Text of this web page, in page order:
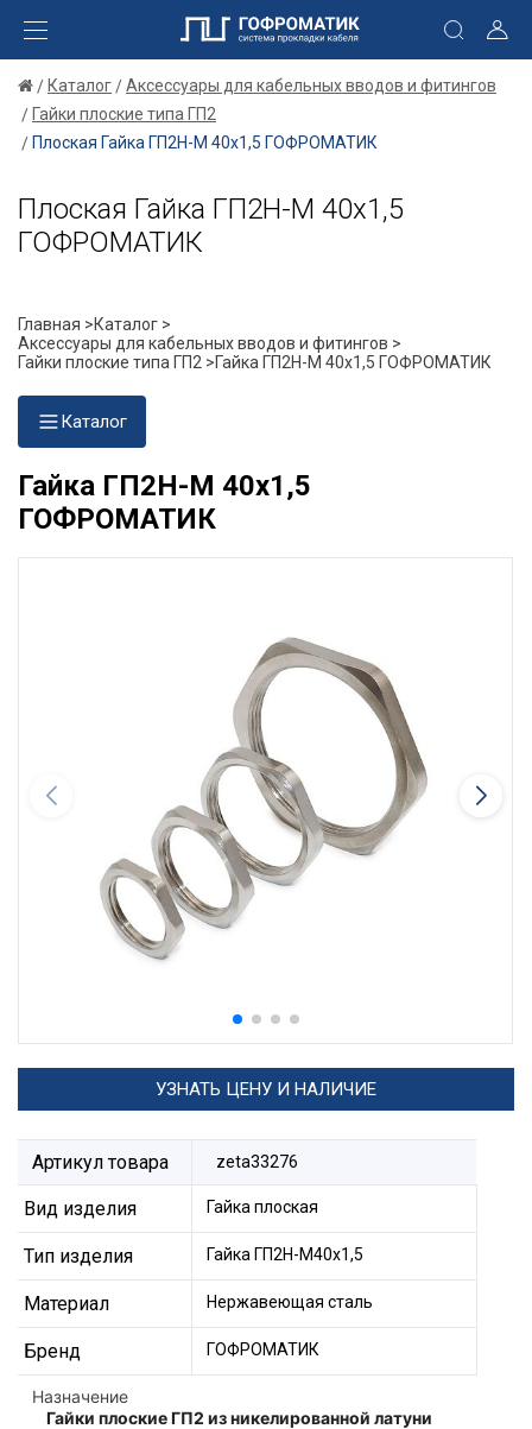
Каталог
Аксессуары для кабельных вводов и фитингов
Гайки плоские типа ГП2
Плоская Гайка ГП2Н-М 40х1,5 ГОФРОМАТИК
Плоская Гайка ГП2Н-М 40х1,5
ГОФРОМАТИК
Главная >Каталог >
Аксессуары для кабельных вводов и фитингов >
Гайки плоские типа ГП2 >Гайка ГП2Н-М 40х1,5 ГОФРОМАТИК
Каталог
Гайка ГП2Н-М 40х1,5
ГОФРОМАТИК
УЗНАТЬ ЦЕНУ И НАЛИЧИЕ
Артикул товара zeta33276
Вид изделия Гайка плоская
Тип изделия Гайка ГП2Н-М40х1,5
Материал Нержавеющая сталь
Бренд ГОФРОМАТИК
Назначение
Гайки плоские ГП2 из никелированной латуни